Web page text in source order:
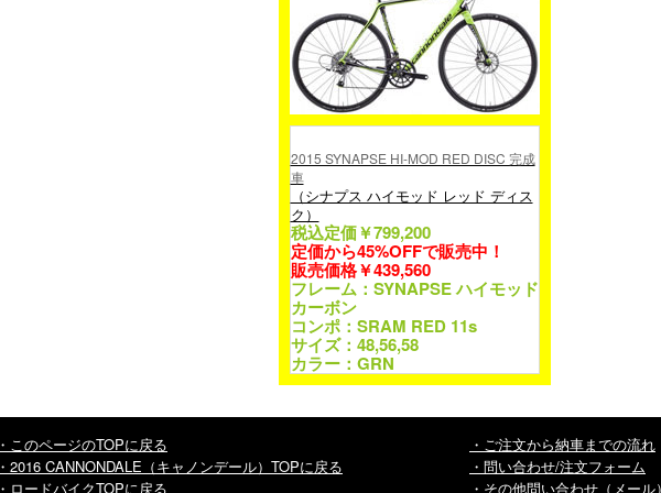
2015 SYNAPSE HI-MOD RED DISC 完成
車
（シナプス ハイモッド レッド ディス
ク）
税込定価￥799,200
定価から45%OFFで販売中！
販売価格￥439,560
フレーム：SYNAPSE ハイモッド
カーボン
コンポ：SRAM RED 11s
サイズ：48,56,58
カラー：GRN
・このページのTOPに戻る
・2016 CANNONDALE（キャノンデール）TOPに戻る
・ロードバイクTOPに戻る
・ご注文から納車までの流れ
・問い合わせ/注文フォーム
・その他問い合わせ（メール）